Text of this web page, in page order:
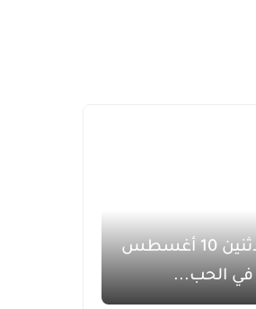
أبراج اليوم الاثنين 10 أغسطس